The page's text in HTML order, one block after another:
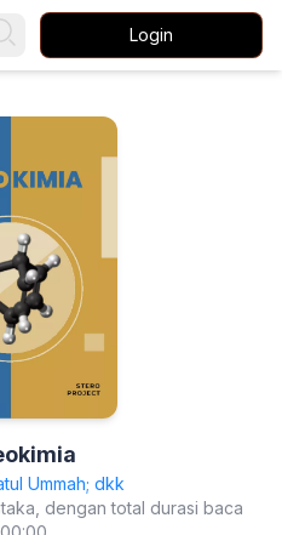
Login
Ummah; dkk
dengan total durasi baca